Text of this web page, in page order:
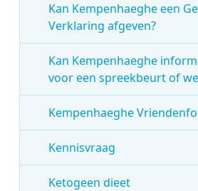
Kan Kempenhaeghe een
Verklaring afgeven?
Kan Kempenhaeghe
voor een spreekbeurt of
Kempenhaeghe
Kennisvraag
Ketogeen dieet